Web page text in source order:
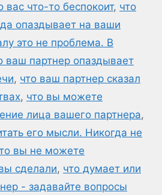
вас что-то беспокоит, что
опаздывает на ваши
это не проблема. В
ваш партнер опаздывает
, что ваш партнер сказал
, что вы можете
лица вашего партнера,
его мысли. Никогда не
вы не можете
сделали, что думает или
- задавайте вопросы